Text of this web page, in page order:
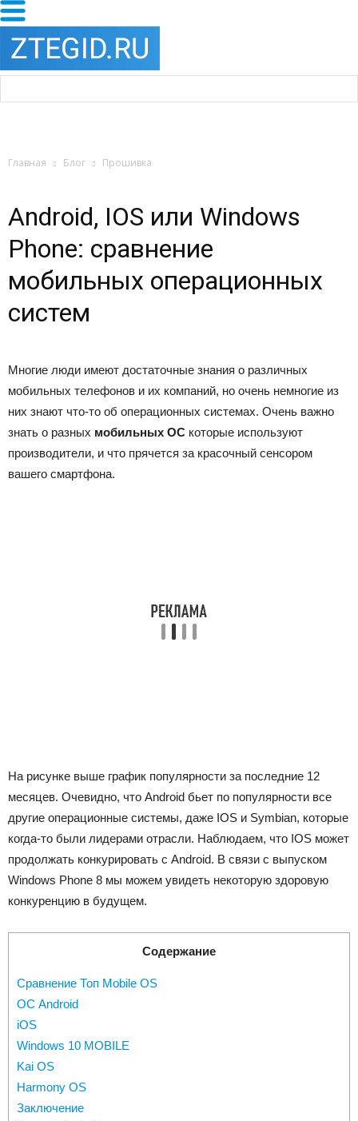
Главная Блог Прошивка
Android, IOS или Windows
Phone: сравнение
мобильных операционных
систем
Многие люди имеют достаточные знания о различных
мобильных телефонов и их компаний, но очень немногие из
них знают что-то об операционных системах. Очень важно
знать о разных мобильных ОС которые используют
производители, и что прячется за красочный сенсором
вашего смартфона.
На рисунке выше график популярности за последние 12
месяцев. Очевидно, что Android бьет по популярности все
другие операционные системы, даже IOS и Symbian, которые
когда-то были лидерами отрасли. Наблюдаем, что IOS может
продолжать конкурировать с Android. В связи с выпуском
Windows Phone 8 мы можем увидеть некоторую здоровую
конкуренцию в будущем.
Содержание
Сравнение Топ Mobile OS
ОС Android
iOS
Windows 10 MOBILE
Kai OS
Harmony OS
Заключение